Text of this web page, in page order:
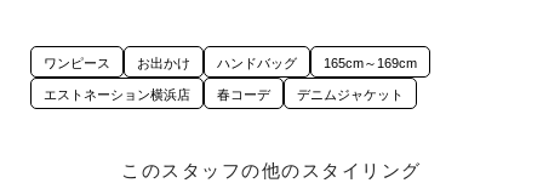
ワンピース お出かけ ハンドバッグ 165cm～169cm
エストネーション横浜店 春コーデ デニムジャケット
このスタッフの他のスタイリング